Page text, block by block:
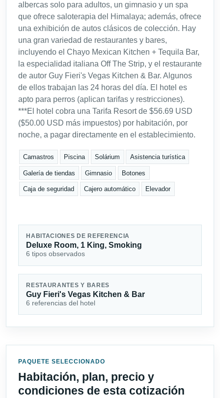
albercas solo para adultos, un gimnasio y un spa
que ofrece saloterapia del Himalaya; además, ofrece
una exhibición de autos clásicos de colección. Hay
una gran variedad de restaurantes y bares,
incluyendo el Chayo Mexican Kitchen + Tequila Bar,
la especialidad italiana Off The Strip, y el restaurante
de autor Guy Fieri's Vegas Kitchen & Bar. Algunos
de ellos trabajan las 24 horas del día. El hotel es
apto para perros (aplican tarifas y restricciones).
***El hotel cobra una Tarifa Resort de $56.69 USD
($50.00 USD más impuestos) por habitación, por
noche, a pagar directamente en el establecimiento.
Camastros Piscina Solárium Asistencia turística
Galería de tiendas Gimnasio Botones
Caja de seguridad Cajero automático Elevador
HABITACIONES DE REFERENCIA
Deluxe Room, 1 King, Smoking
6 tipos observados
RESTAURANTES Y BARES
Guy Fieri's Vegas Kitchen & Bar
6 referencias del hotel
PAQUETE SELECCIONADO
Habitación, plan, precio y
condiciones de esta cotización